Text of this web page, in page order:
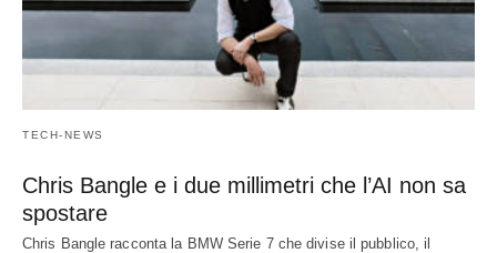
TECH-NEWS
Chris Bangle e i due millimetri che l’AI non sa
spostare
Chris Bangle racconta la BMW Serie 7 che divise il pubblico, il